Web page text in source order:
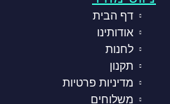
דף הבית
אודותינו
לחנות
תקנון
מדיניות פרטיות
משלוחים